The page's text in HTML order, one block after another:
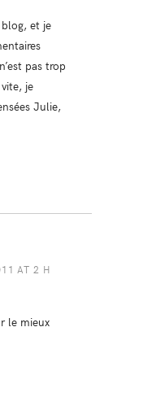
et je
pas trop
je
Julie,
AT 2 H
le mieux